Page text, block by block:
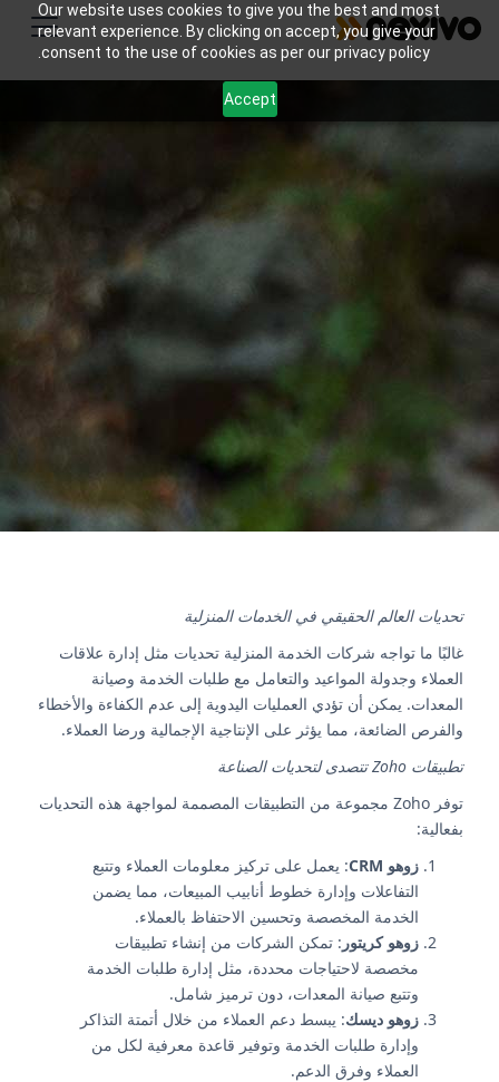
Our website uses cookies to give you the best and most
relevant experience. By clicking on accept, you give your
consent to the use of cookies as per our privacy policy.
Accept
يدير Zoho CRM طلبات العملاء، ويخصص Zoho Creator
نماذج الخدمة، ويعالج Zoho Books الفواتير، ويساعد Zoho
اتصل بنا
تحديات العالم الحقيقي في الخدمات المنزلية
غالبًا ما تواجه شركات الخدمة المنزلية تحديات مثل إدارة علاقات
العملاء وجدولة المواعيد والتعامل مع طلبات الخدمة وصيانة
المعدات. يمكن أن تؤدي العمليات اليدوية إلى عدم الكفاءة والأخطاء
والفرص الضائعة، مما يؤثر على الإنتاجية الإجمالية ورضا العملاء.
تطبيقات Zoho تتصدى لتحديات الصناعة
توفر Zoho مجموعة من التطبيقات المصممة لمواجهة هذه التحديات
بفعالية:
زوهو CRM
: يعمل على تركيز معلومات العملاء وتتبع
التفاعلات وإدارة خطوط أنابيب المبيعات، مما يضمن
الخدمة المخصصة وتحسين الاحتفاظ بالعملاء.
زوهو كريتور : تمكن الشركات من إنشاء تطبيقات
مخصصة لاحتياجات محددة، مثل إدارة طلبات الخدمة
وتتبع صيانة المعدات، دون ترميز شامل.
زوهو ديسك: يبسط دعم العملاء من خلال أتمتة التذاكر
وإدارة طلبات الخدمة وتوفير قاعدة معرفية لكل من
العملاء وفرق الدعم.